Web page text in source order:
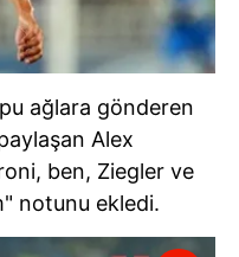
ağlara gönderen
Alex
ben, Ziegler ve
notunu ekledi.